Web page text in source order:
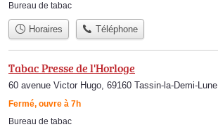
Bureau de tabac
Horaires Téléphone
Tabac Presse de l'Horloge
60 avenue Victor Hugo, 69160 Tassin-la-Demi-Lune
Fermé, ouvre à 7h
Bureau de tabac